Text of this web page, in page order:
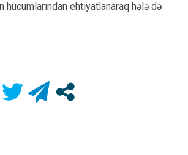
hücumlarından ehtiyatlanaraq hələ də